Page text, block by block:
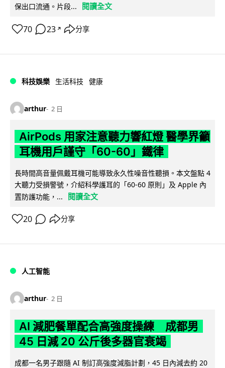
保出口流通。片段...
閱讀全文
70 23 ↗ 分享
科技娛樂 生活科技 健康
arthur 2 日
AirPods 用家注意聽力響紅燈 醫學界籲
耳機用戶謹守「60-60」鐵律
長時間高音量佩戴耳機可能導致永久性噪音性聽損。本文盤點 4
大聽力受損警號，介紹科學護耳的「60-60 原則」及 Apple 內
置防護功能，...
閱讀全文
20 分享
人工智能
arthur 2 日
AI 減肥餐單配合高強度操練 成都男
45 日減 20 公斤後多器官衰竭
成都一名男子跟隨 AI 制訂高強度減脂計劃，45 日內減去約 20